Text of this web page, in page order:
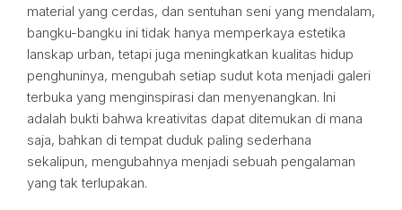
material yang cerdas, dan sentuhan seni yang mendalam,
bangku-bangku ini tidak hanya memperkaya estetika
lanskap urban, tetapi juga meningkatkan kualitas hidup
penghuninya, mengubah setiap sudut kota menjadi galeri
terbuka yang menginspirasi dan menyenangkan. Ini
adalah bukti bahwa kreativitas dapat ditemukan di mana
saja, bahkan di tempat duduk paling sederhana
sekalipun, mengubahnya menjadi sebuah pengalaman
yang tak terlupakan.